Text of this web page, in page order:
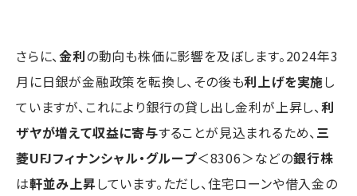
さらに、金利の動向も株価に影響を及ぼします。2024年3
月に日銀が金融政策を転換し、その後も利上げを実施し
ていますが、これにより銀行の貸し出し金利が上昇し、利
ザヤが増えて収益に寄与することが見込まれるため、三
菱UFJフィナンシャル・グループ＜8306＞などの銀行株
は軒並み上昇しています。ただし、住宅ローンや借入金の